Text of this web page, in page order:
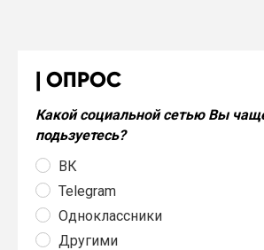
ОПРОС
Какой социальной сетью Вы
подьзуетесь?
ВК
Telegram
Одноклассники
Другими